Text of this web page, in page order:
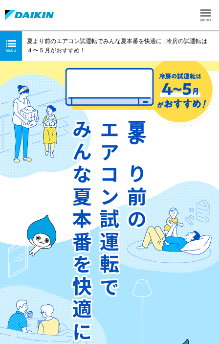
夏より前のエアコン試運転でみんな夏本番を快適に | 冷房の試運転は
４〜５月がおすすめ！
夏より前の
エアコン試運転で
みんな夏本番を快適に